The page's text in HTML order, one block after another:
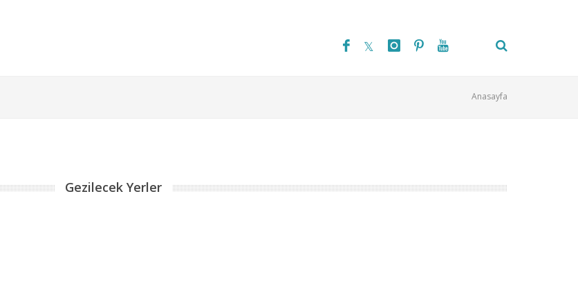
Anasayfa
Gezilecek Yerler